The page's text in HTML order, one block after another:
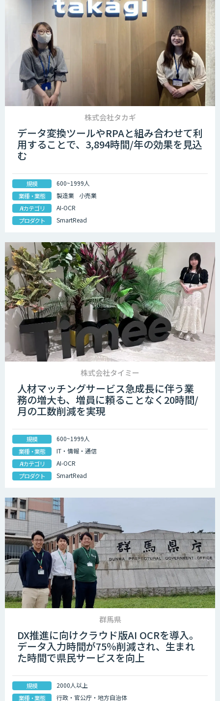
株式会社タカギ
データ変換ツールやRPAと組み合わせて利
用することで、3,894時間/年の効果を見込
む
規模
600~1999人
業種・業態
製造業
小売業
AIカテゴリ
AI-OCR
プロダクト
SmartRead
株式会社タイミー
人材マッチングサービス急成長に伴う業
務の増大も、増員に頼ることなく20時間/
月の工数削減を実現
規模
600~1999人
業種・業態
IT・情報・通信
AIカテゴリ
AI-OCR
プロダクト
SmartRead
群馬県
DX推進に向けクラウド版AI OCRを導入。
データ入力時間が75％削減され、生まれ
た時間で県民サービスを向上
規模
2000人以上
業種・業態
行政・官公庁・地方自治体